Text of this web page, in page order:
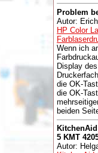
Problem
Autor:
HP Color
Wenn ich
Display
die OK-
die OK-
beiden
5 KMT
Autor: